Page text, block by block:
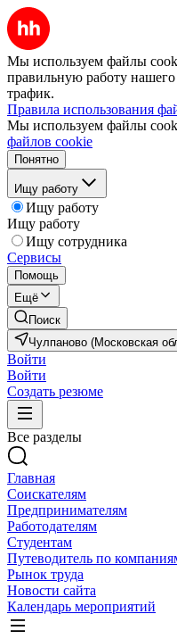
Мы используем файлы
правильную работу нашего
трафик.
Правила использования
Мы используем файлы
файлов cookie
Понятно
Ищу работу
Ищу работу
Ищу работу
Ищу сотрудника
Сервисы
Помощь
Ещё
Поиск
Чулпаново (Московская
Войти
Войти
Создать резюме
Все разделы
Главная
Соискателям
Предпринимателям
Работодателям
Студентам
Путеводитель по
Рынок труда
Новости сайта
Календарь мероприятий